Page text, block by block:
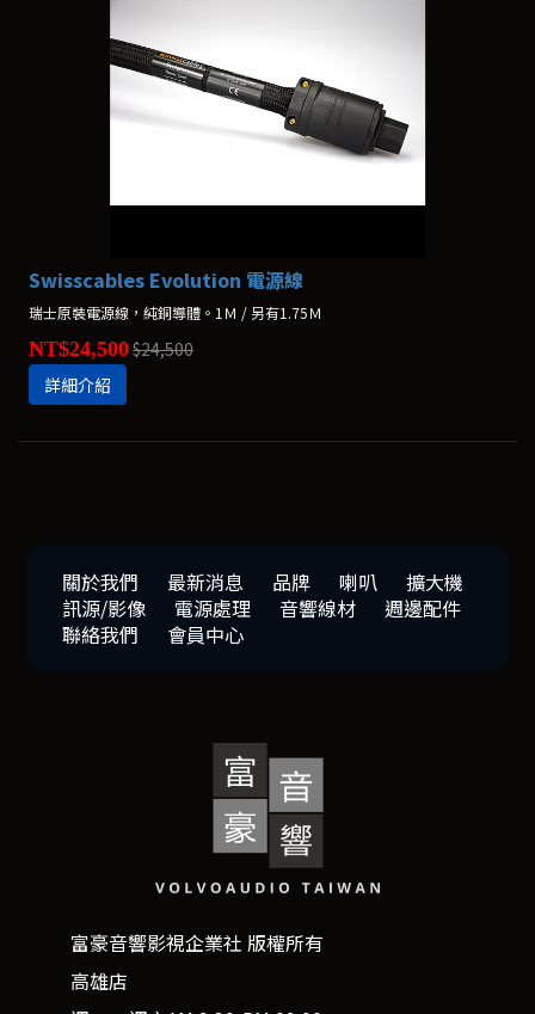
Swisscables Evolution 電源線
瑞士原裝電源線，純銅導體。1Ｍ / 另有1.75Ｍ
NT$24,500$24,500
詳細介紹
關於我們 最新消息 品牌 喇叭
擴大機
訊源/影像
電源處理 音響線材
週邊配件
聯絡我們
會員中心
富豪音響影視企業社 版權所有
高雄店